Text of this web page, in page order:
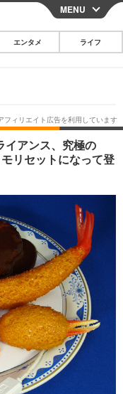
CLOSE
ガジェット・ツール
その他
映画・ドラマ
韓国・芸能
スポーツ
ブログ
その他
グルメ
ショッピング
MENU
エンタメ ライフ
アンス、究極の
リセットになって登